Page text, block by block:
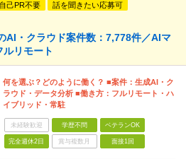
自己PR不要 話を聞きたい応募可
AI・クラウド案件数：7,778件／AIマ
ルリモート
何を選ぶ？どのように働く？ ■案件：生成AI・ク
ラウド・データ分析 ■働き方：フルリモート・ハ
イブリッド・常駐
未経験歓迎 学歴不問 ベテランOK
完全週休2日 賞与複数月 面接1回